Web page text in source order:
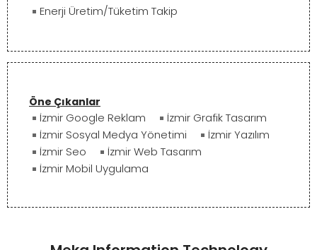
Enerji Üretim/Tüketim Takip
Öne Çıkanlar
İzmir Google Reklam
İzmir Grafik Tasarım
İzmir Sosyal Medya Yönetimi
İzmir Yazılım
İzmir Seo
İzmir Web Tasarım
İzmir Mobil Uygulama